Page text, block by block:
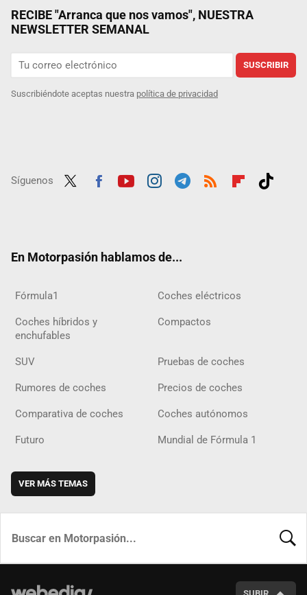
RECIBE "Arranca que nos vamos", NUESTRA
NEWSLETTER SEMANAL
SUSCRIBIR
Suscribiéndote aceptas nuestra política de privacidad
Síguenos
En Motorpasión hablamos de...
Fórmula1 Coches eléctricos
Coches híbridos y
enchufables
Compactos
SUV Pruebas de coches
Rumores de coches Precios de coches
Comparativa de coches Coches autónomos
Futuro Mundial de Fórmula 1
VER MÁS TEMAS